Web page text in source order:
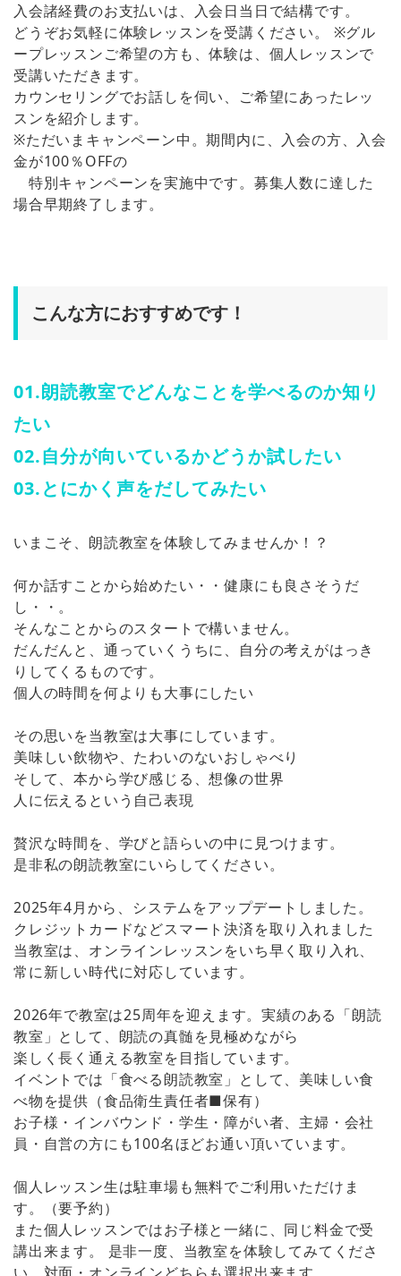
入会諸経費のお支払いは、入会日当日で結構です。
どうぞお気軽に体験レッスンを受講ください。 ※グル
ープレッスンご希望の方も、体験は、個人レッスンで
受講いただきます。
カウンセリングでお話しを伺い、ご希望にあったレッ
スンを紹介します。
※ただいまキャンペーン中。期間内に、入会の方、入会
金が100％OFFの
特別キャンペーンを実施中です。募集人数に達した
場合早期終了します。
こんな方におすすめです！
01.朗読教室でどんなことを学べるのか知り
たい
02.自分が向いているかどうか試したい
03.とにかく声をだしてみたい
いまこそ、朗読教室を体験してみませんか！？
何か話すことから始めたい・・健康にも良さそうだ
し・・。
そんなことからのスタートで構いません。
だんだんと、通っていくうちに、自分の考えがはっき
りしてくるものです。
個人の時間を何よりも大事にしたい
その思いを当教室は大事にしています。
美味しい飲物や、たわいのないおしゃべり
そして、本から学び感じる、想像の世界
人に伝えるという自己表現
贅沢な時間を、学びと語らいの中に見つけます。
是非私の朗読教室にいらしてください。
2025年4月から、システムをアップデートしました。
クレジットカードなどスマート決済を取り入れました
当教室は、オンラインレッスンをいち早く取り入れ、
常に新しい時代に対応しています。
2026年で教室は25周年を迎えます。実績のある「朗読
教室」として、朗読の真髄を見極めながら
楽しく長く通える教室を目指しています。
イベントでは「食べる朗読教室」として、美味しい食
べ物を提供（食品衛生責任者■保有）
お子様・インバウンド・学生・障がい者、主婦・会社
員・自営の方にも100名ほどお通い頂いています。
個人レッスン生は駐車場も無料でご利用いただけま
す。（要予約）
また個人レッスンではお子様と一緒に、同じ料金で受
講出来ます。 是非一度、当教室を体験してみてくださ